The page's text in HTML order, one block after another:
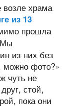
возле храма
из 13
прошла
из них без
можно фото?»
чуть не
стой,
пока они